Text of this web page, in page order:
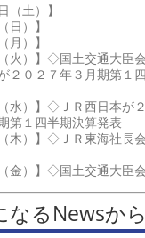
（土）】
日）】
月）】
火）】◇国土交通大臣
２０２７年３月期第１
水）】◇ＪＲ西日本が
第１四半期決算発表
木）】◇ＪＲ東海社長
金）】◇国土交通大臣
なるNewsから